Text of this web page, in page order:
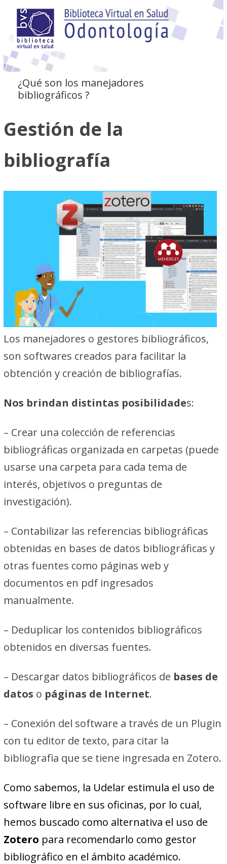
¿Qué son los manejadores
bibliográficos ?
Gestión de la
bibliografía
Los manejadores o gestores bibliográficos,
son softwares creados para facilitar la
obtención y creación de bibliografías.
Nos brindan distintas posibilidades:
– Crear una colección de referencias
bibliográficas organizada en carpetas (puede
usarse una carpeta para cada tema de
interés, objetivos o preguntas de
investigación).
– Contabilizar las referencias bibliográficas
obtenidas en bases de datos bibliográficas y
otras fuentes como páginas web y
documentos en pdf ingresados
manualmente.
– Deduplicar los contenidos bibliográficos
obtenidos en diversas fuentes.
– Descargar datos bibliográficos de bases de
datos o páginas de Internet.
– Conexión del software a través de un Plugin
con tu editor de texto, para citar la
bibliografìa que se tiene ingresada en Zotero.
Como sabemos, la Udelar estimula el uso de
software libre en sus oficinas, por lo cual,
hemos buscado como alternativa el uso de
Zotero para recomendarlo como gestor
bibliográfico en el ámbito académico.